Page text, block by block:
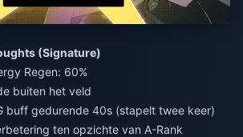
(Signature)
Regen: 60%
buiten het veld
buff gedurende 40s (stapelt twee keer)
ten opzichte van A-Rank